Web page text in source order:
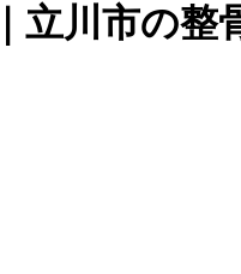
立川市の整